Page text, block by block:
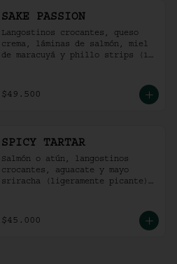
SAKE PASSION
Langostinos crocantes, queso
crema, láminas de salmón, miel
de maracuyá y phillo strips (10
$49.500
SPICY TARTAR
Salmón o atún, langostinos
crocantes, aguacate y mayo
sriracha (ligeramente picante).
$45.000